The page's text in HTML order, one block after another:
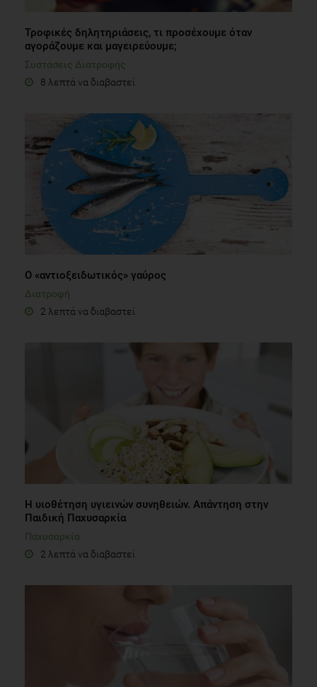
Τροφικές δηλητηριάσεις, τι προσέχουμε όταν
αγοράζουμε και μαγειρεύουμε;
Συστάσεις Διατροφής
8 λεπτά να διαβαστεί
Ο «αντιοξειδωτικός» γαύρος
Διατροφή
2 λεπτά να διαβαστεί
Η υιοθέτηση υγιεινών συνηθειών. Απάντηση στην
Παιδική Παχυσαρκία
Παχυσαρκία
2 λεπτά να διαβαστεί